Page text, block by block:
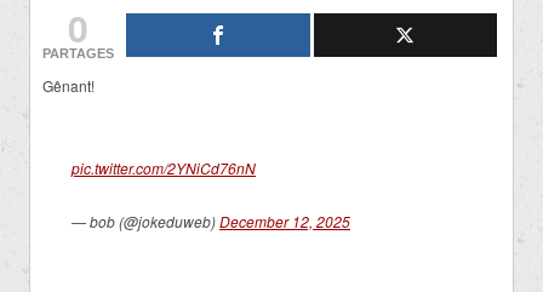
0
PARTAGES
Gênant!
pic.twitter.com/2YNiCd76nN
— bob (@jokeduweb)December 12, 2025